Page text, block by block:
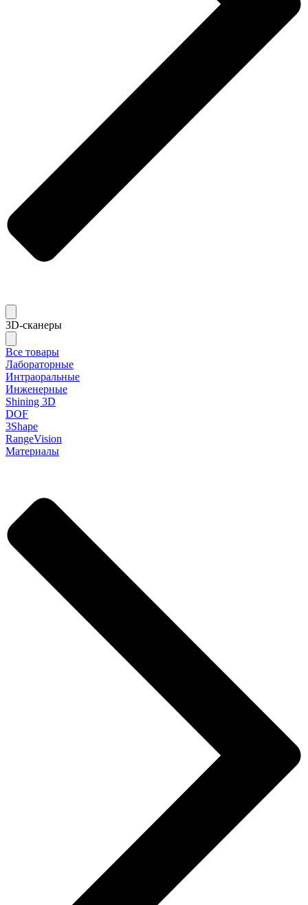
3D-сканеры
Все товары
Лабораторные
Интраоральные
Инженерные
Shining 3D
DOF
3Shape
RangeVision
Материалы